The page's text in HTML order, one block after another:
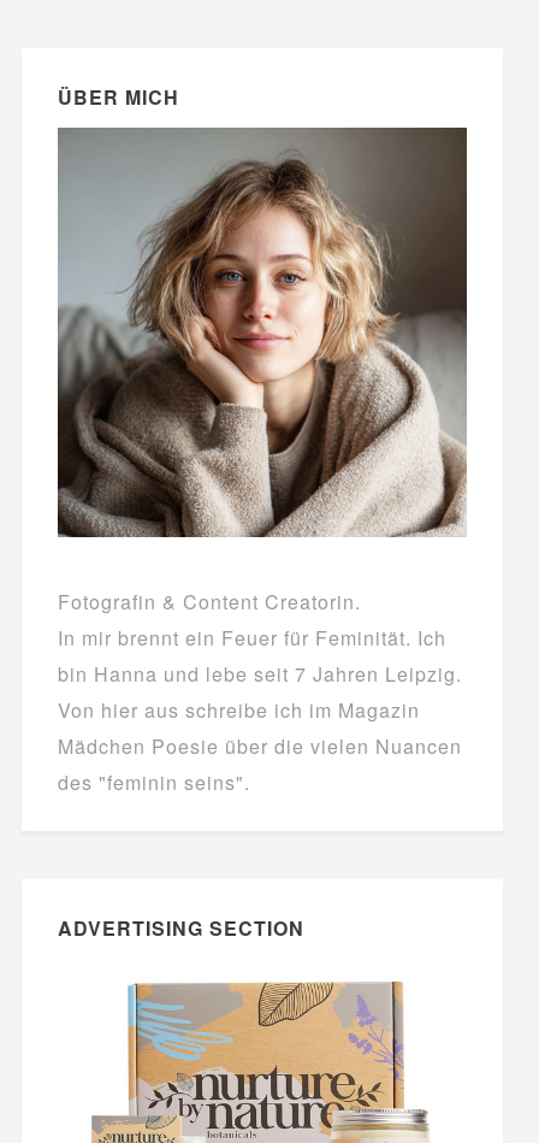
ÜBER MICH
Fotografin & Content Creatorin.
In mir brennt ein Feuer für Feminität. Ich
bin Hanna und lebe seit 7 Jahren Leipzig.
Von hier aus schreibe ich im Magazin
Mädchen Poesie über die vielen Nuancen
des "feminin seins".
ADVERTISING SECTION